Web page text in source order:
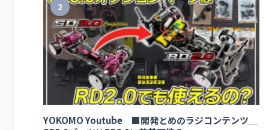
2
YOKOMO Youtube ■開発とめのラジコンテンツ＿